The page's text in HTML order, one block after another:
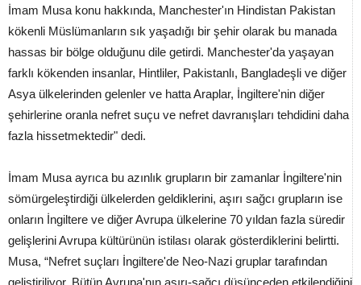
İmam Musa konu hakkında, Manchester'ın Hindistan Pakistan
kökenli Müslümanların sık yaşadığı bir şehir olarak bu manada
hassas bir bölge olduğunu dile getirdi. Manchester'da yaşayan
farklı kökenden insanlar, Hintliler, Pakistanlı, Bangladeşli ve diğer
Asya ülkelerinden gelenler ve hatta Araplar, İngiltere'nin diğer
şehirlerine oranla nefret suçu ve nefret davranışları tehdidini daha
fazla hissetmektedir" dedi.
İmam Musa ayrıca bu azınlık grupların bir zamanlar İngiltere'nin
sömürgeleştirdiği ülkelerden geldiklerini, aşırı sağcı grupların ise
onların İngiltere ve diğer Avrupa ülkelerine 70 yıldan fazla süredir
gelişlerini Avrupa kültürünün istilası olarak gösterdiklerini belirtti.
Musa, “Nefret suçları İngiltere'de Neo-Nazi gruplar tarafından
geliştiriliyor. Bütün Avrupa'nın aşırı-sağcı düşünceden etkilendiğini